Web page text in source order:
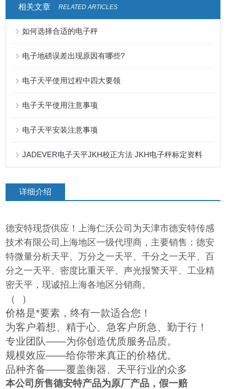
相关文章 RELATED ARTICLES
如何选择合适的电子秤
电子地磅误差出现原因有哪些?
电子天平使用过程中四大要领
电子天平使用注意事项
电子天平安装注意事项
JADEVER电子天平JKH校正方法 JKH电子秤标定资料
详细介绍
德安特现货供应！上海仁沃公司为天津市德安特传感
技术有限公司上海地区一级代理商，主要销售：德安
特微量分析天平、万分之一天平、千分之一天平、百
分之一天平、密度比重天平、声光报警天平、工业精
密天平，现诚招上海各地区分销商。
（
）
价格是*要素，终有一款适合您！
为客户着想、精于心、急客户所急、勤于行！
专业团队——为你创造优质服务品质。
规模效应——给你带来真正的价格优。
品种齐备——覆盖衡器、天平行业的众多
本公司所售德安特产品为原厂产品，假一赔